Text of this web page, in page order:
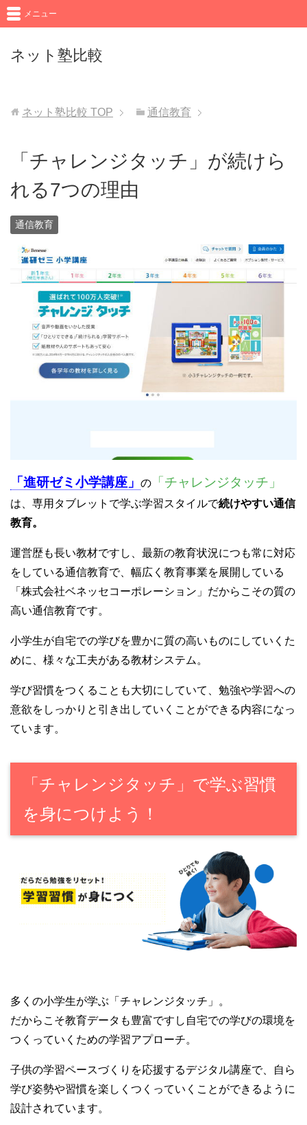
ネット塾比較
メニュー
ネット塾比較 TOP 通信教育
「チャレンジタッチ」が続けら
れる7つの理由
通信教育
「進研ゼミ小学講座」 の 「チャレンジタッチ」
は、専用タブレットで学ぶ学習スタイルで続けやすい通信
教育。
運営歴も長い教材ですし、最新の教育状況につも常に対応
をしている通信教育で、幅広く教育事業を展開している
「株式会社ベネッセコーポレーション」だからこその質の
高い通信教育です。
小学生が自宅での学びを豊かに質の高いものにしていくた
めに、様々な工夫がある教材システム。
学び習慣をつくることも大切にしていて、勉強や学習への
意欲をしっかりと引き出していくことができる内容になっ
ています。
「チャレンジタッチ」で学ぶ習慣
を身につけよう！
多くの小学生が学ぶ「チャレンジタッチ」。
だからこそ教育データも豊富ですし自宅での学びの環境を
つくっていくための学習アプローチ。
子供の学習ペースづくりを応援するデジタル講座で、自ら
学び姿勢や習慣を楽しくつくっていくことができるように
設計されています。